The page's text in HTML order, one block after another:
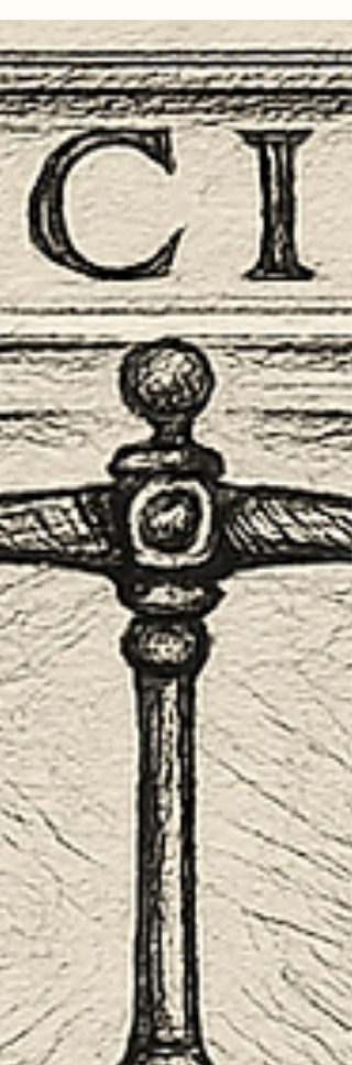
parfaitement croire une chose qui s'avère être
vraie. Ce qui distingue le savoir de la croyance
n'est donc pas le partage entre le vrai et le faux.
Ce qui caractérise le savoir, écrit Platon dans le
Théétète , c'est qu'il const